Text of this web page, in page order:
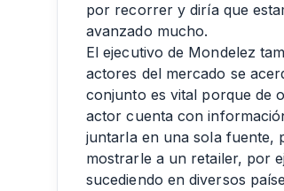
por recorrer y diría que
avanzado mucho.
El ejecutivo de Mondelez
actores del mercado se
conjunto es vital porque de
actor cuenta con
juntarla en una sola fuente,
mostrarle a un retailer, por
sucediendo en diversos